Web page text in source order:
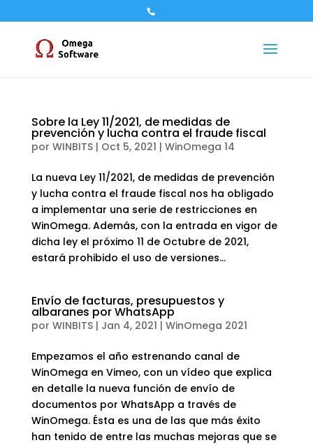
Sobre la Ley 11/2021, de medidas de
prevención y lucha contra el fraude fiscal
por WINBITS| Oct 5, 2021 | WinOmega 14
La nueva Ley 11/2021, de medidas de prevención
y lucha contra el fraude fiscal nos ha obligado
a implementar una serie de restricciones en
WinOmega. Además, con la entrada en vigor de
dicha ley el próximo 11 de Octubre de 2021,
estará prohibido el uso de versiones...
Envío de facturas, presupuestos y
albaranes por WhatsApp
por WINBITS| Jan 4, 2021 | WinOmega 2021
Empezamos el año estrenando canal de
WinOmega en Vimeo, con un vídeo que explica
en detalle la nueva función de envío de
documentos por WhatsApp a través de
WinOmega. Ésta es una de las que más éxito
han tenido de entre las muchas mejoras que se